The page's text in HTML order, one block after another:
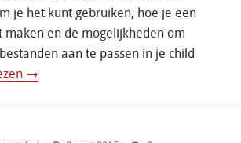
je het kunt gebruiken, hoe je een
maken en de mogelijkheden om
aan te passen in je child
→